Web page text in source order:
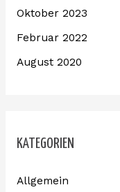
Oktober 2023
Februar 2022
August 2020
KATEGORIEN
Allgemein